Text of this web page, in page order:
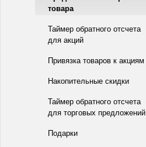
товара
Таймер обратного отсчета
для акций
Привязка товаров к акциям
Накопительные скидки
Таймер обратного отсчета
для торговых предложений
Подарки